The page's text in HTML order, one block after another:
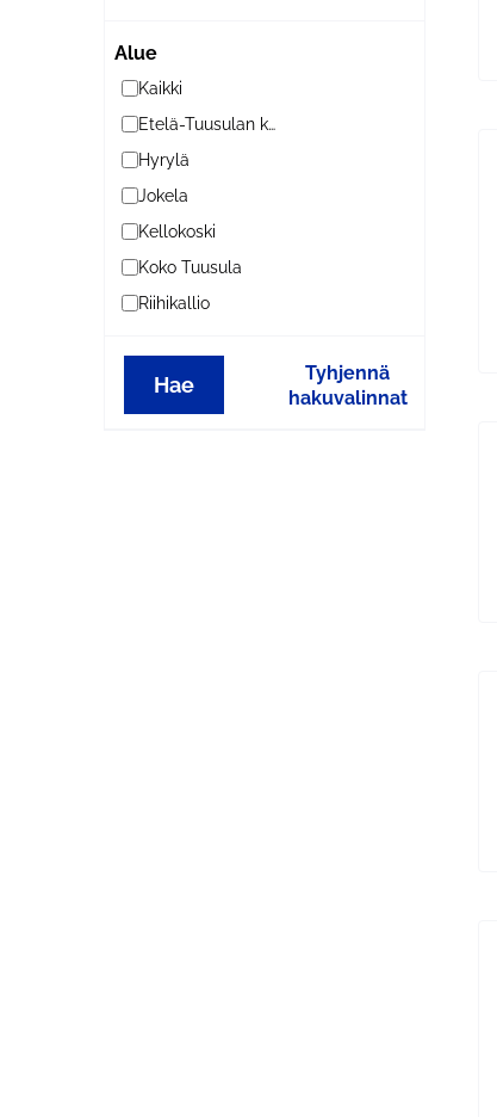
Alue
Kaikki
Etelä-Tuusulan kylät
Hyrylä
Jokela
Kellokoski
Koko Tuusula
Riihikallio
Hae
Tyhjennä
hakuvalinnat